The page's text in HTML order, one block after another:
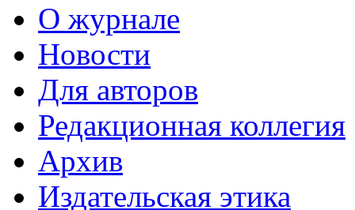
О журнале
Новости
Для авторов
Редакционная коллегия
Архив
Издательская этика